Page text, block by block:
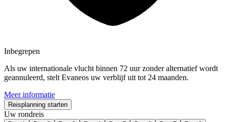
Inbegrepen
Als uw internationale vlucht binnen 72 uur zonder alternatief wordt
geannuleerd, stelt Evaneos uw verblijf uit tot 24 maanden.
Meer informatie
Reisplanning starten
Uw rondreis